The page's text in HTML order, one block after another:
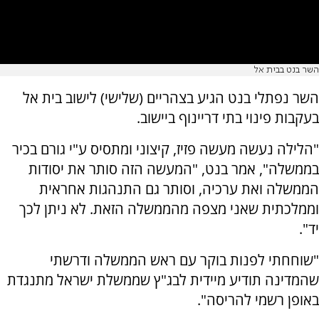
השר בנט בבית אל
השר נפתלי בנט הגיע בצהריים (שלישי) לישוב בית אל
בעקבות פינוי בתי דריינוף ביישוב.
"הלילה נעשה מעשה פזיז, קיצוני ומתסיס ע"י גורם בכיר
בממשלה", אמר בנט, "המעשה הזה סותר את יסודות
הממשלה ואת ערכיה, וסותר גם התנהגות אחראית
וממלכתית שאני מצפה מהממשלה הזאת. לא ניתן לכך
יד".
"שוחחתי לפנות בוקר עם ראש הממשלה ודרשתי
שהמדינה תודיע מיידית לבג"ץ שממשלת ישראל מתנגדת
באופן רשמי להריסה".